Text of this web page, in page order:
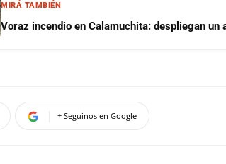
MIRÁ TAMBIÉN
Voraz incendio en Calamuchita: despliegan
+ Seguinos en Google